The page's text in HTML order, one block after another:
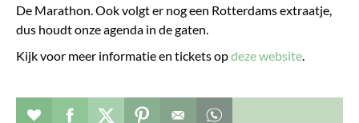
De Marathon. Ook volgt er nog een Rotterdams extraatje,
dus houdt onze agenda in de gaten.
Kijk voor meer informatie en tickets opdeze website.
Evenement toevoegen aan favorieten
Deel dit op facebook
Deel dit op twitter
Deel dit op pinterest